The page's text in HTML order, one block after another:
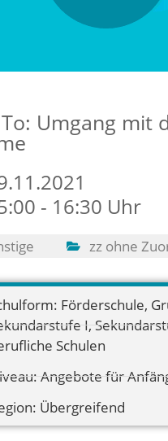
Umgang mit
- 16:30 Uhr
zz ohne
Förderschule,
I,
Schulen
Angebote für
Übergreifend